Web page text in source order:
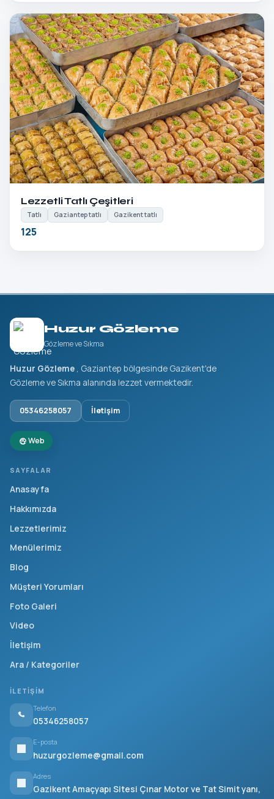
Detayları Gör
Lezzetli Tatlı Çeşitleri
Tatlı Gaziantep tatlı Gazikent tatlı
125
Huzur Gözleme
Gözleme ve Sıkma
Huzur Gözleme , Gaziantep bölgesinde Gazikent'de
Gözleme ve Sıkma alanında lezzet vermektedir.
05346258057 İletişim
Web
SAYFALAR
Anasayfa
Hakkımızda
Lezzetlerimiz
Menülerimiz
Blog
Müşteri Yorumları
Foto Galeri
Video
İletişim
Ara / Kategoriler
İLETIŞIM
Telefon
05346258057
E-posta
huzurgozleme@gmail.com
Adres
Gazikent Amaçyapı Sitesi Çınar Motor ve Tat Simit yanı,